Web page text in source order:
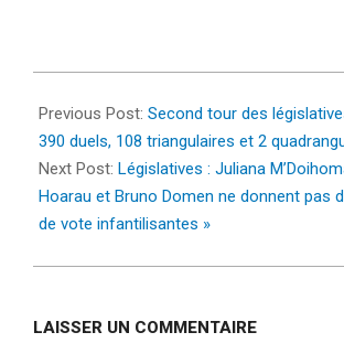
07-
03
Previous Post: Second tour des
390 duels, 108 triangulaires et 2
Next Post: Législatives : Juliana
Hoarau et Bruno Domen ne donnent pas
de vote infantilisantes »
LAISSER UN COMMENTAIRE